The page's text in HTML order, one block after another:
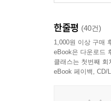
한줄평 (40건)
1,000원 이상 구매
eBook은 다운로드
클래스는 첫번째
eBook 페이백, CD/